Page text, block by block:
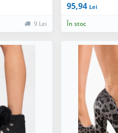
9 Lei
95,94 Lei
În stoc